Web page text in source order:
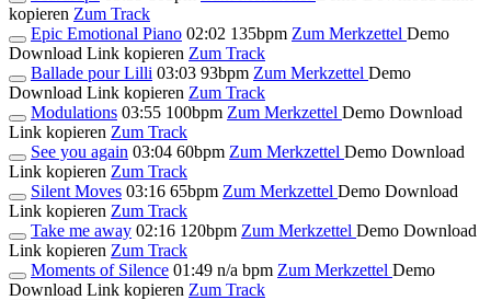
kopieren Zum Track
Epic Emotional Piano 02:02 135bpm Zum Merkzettel Demo
Download Link kopieren Zum Track
Ballade pour Lilli 03:03 93bpm Zum Merkzettel Demo
Download Link kopieren Zum Track
Modulations 03:55 100bpm Zum Merkzettel Demo Download
Link kopieren Zum Track
See you again 03:04 60bpm Zum Merkzettel Demo Download
Link kopieren Zum Track
Silent Moves 03:16 65bpm Zum Merkzettel Demo Download
Link kopieren Zum Track
Take me away 02:16 120bpm Zum Merkzettel Demo Download
Link kopieren Zum Track
Moments of Silence 01:49 n/a bpm Zum Merkzettel Demo
Download Link kopieren Zum Track